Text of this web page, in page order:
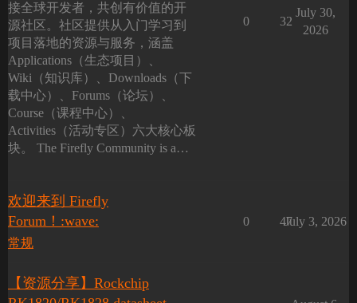
接全球开发者，共创有价值的开
源社区。社区提供从入门学习到
项目落地的资源与服务，涵盖
Applications（生态项目）、
Wiki（知识库）、Downloads（下
载中心）、Forums（论坛）、
Course（课程中心）、
Activities（活动专区）六大核心板
块。 The Firefly Community is a…
0 32
July 30,
2026
欢迎来到 Firefly
Forum！:wave:
常规
0 47
July 3, 2026
【资源分享】Rockchip